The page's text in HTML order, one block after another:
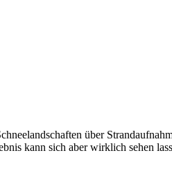
über
kann sich aber wirklich sehen